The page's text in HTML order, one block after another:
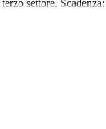
settore.